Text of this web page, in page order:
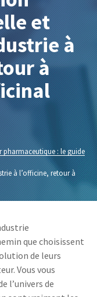
et
à
à
pharmaceutique : le guide
à l’officine, retour à
que choisissent
de leurs
Vous vous
l’univers de